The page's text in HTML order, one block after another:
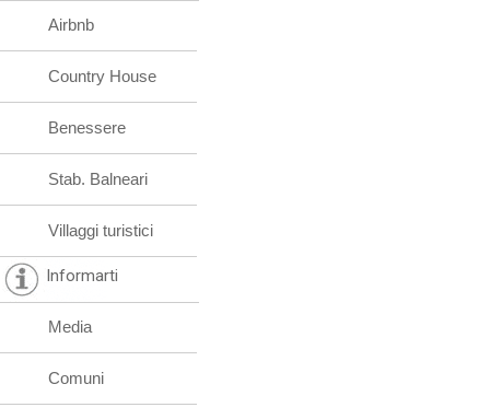
Airbnb
Country House
Benessere
Stab. Balneari
Villaggi turistici
Informarti
Media
Comuni